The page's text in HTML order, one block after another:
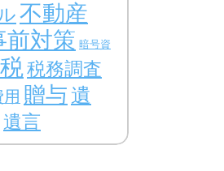
不動産
前対策 暗号資
税務調査
用 贈与 遺
遺言